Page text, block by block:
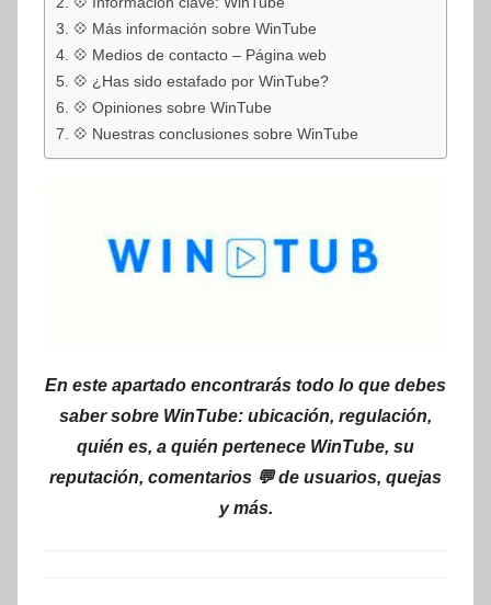
💠 Más información sobre WinTube
💠 Medios de contacto – Página web
💠 ¿Has sido estafado por WinTube?
💠 Opiniones sobre WinTube
💠 Nuestras conclusiones sobre WinTube
En este apartado encontrarás todo lo que debes
saber sobre WinTube: ubicación, regulación,
quién es, a quién pertenece WinTube, su
reputación, comentarios 💬 de usuarios, quejas
y más.